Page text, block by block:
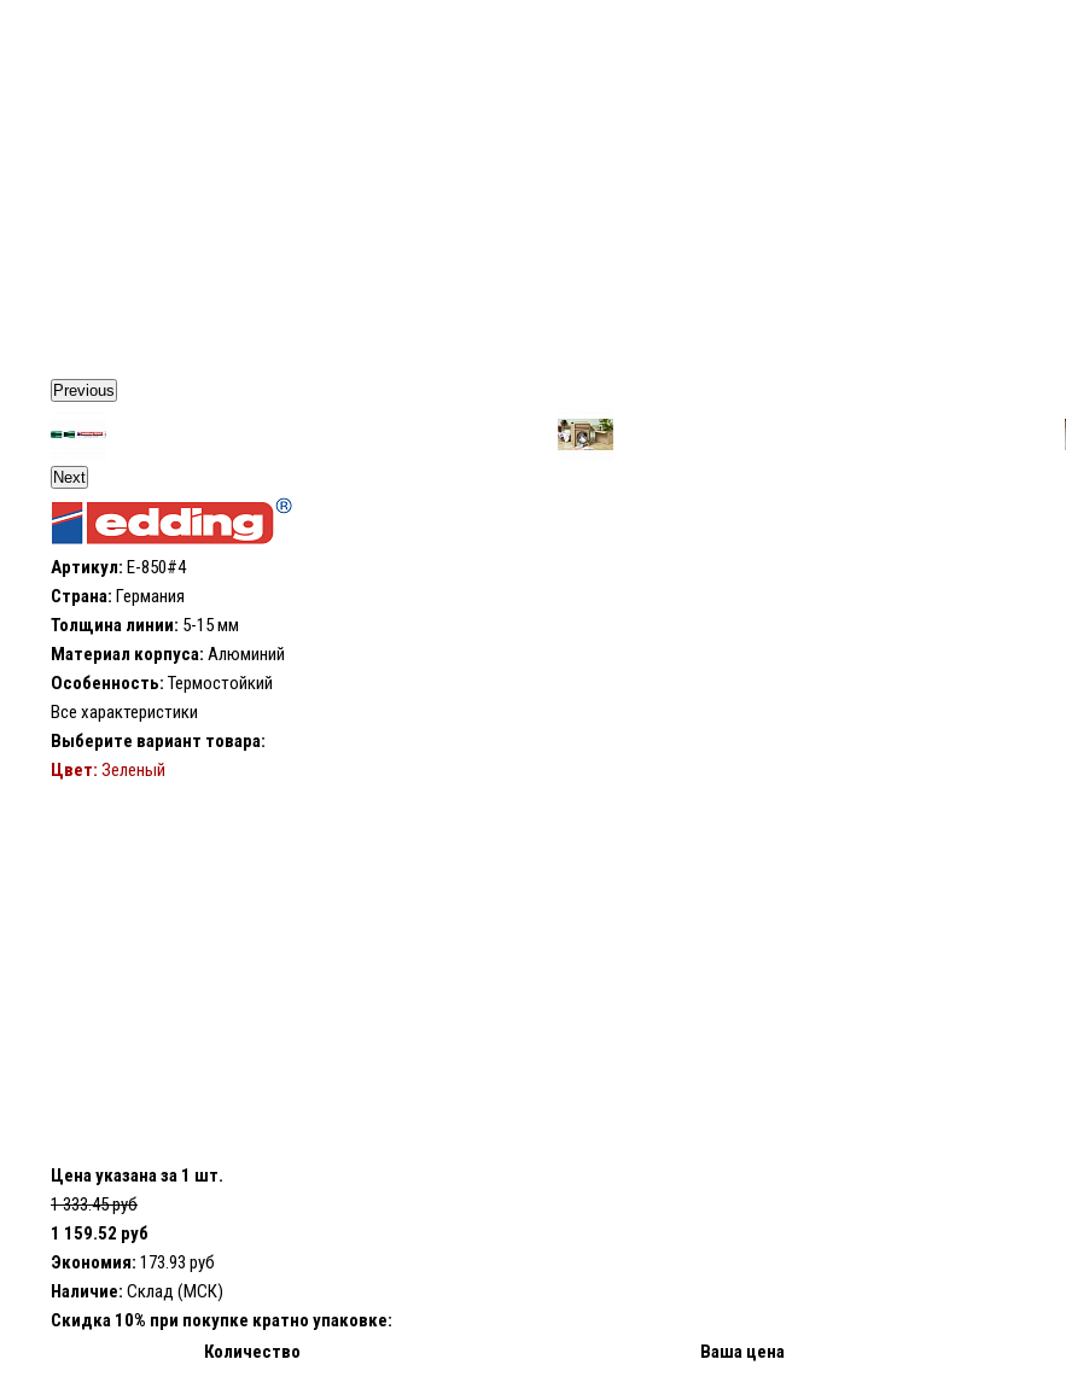
Previous
Next
Артикул: E-850#4
Страна: Германия
Толщина линии: 5-15 мм
Материал корпуса: Алюминий
Особенность: Термостойкий
Все характеристики
Выберите вариант товара:
Цвет: Зеленый
Цена указана за 1 шт.
1 333.45 руб
1 159.52 руб
Экономия: 173.93 руб
Наличие: Склад (МСК)
Скидка 10% при покупке кратно упаковке:
Количество
Ваша цена